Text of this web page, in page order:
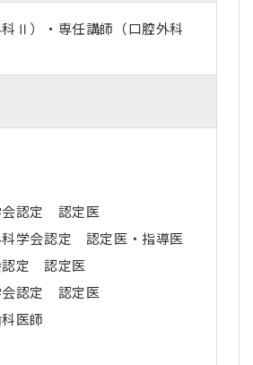
Ⅱ）・専任講師（口腔外科
会認定 認定医
科学会認定 認定医・指導医
認定 認定医
会認定 認定医
医師